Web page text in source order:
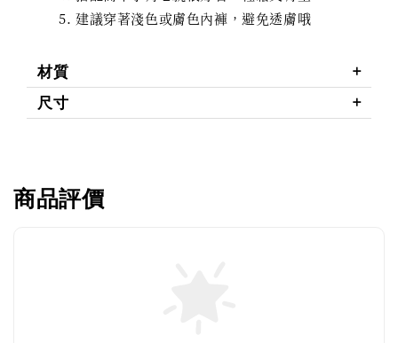
建議穿著淺色或膚色內褲，避免透膚哦
材質
尺寸
商品評價